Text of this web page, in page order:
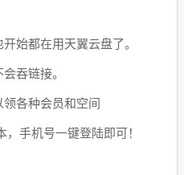
始都在用天翼云盘了。
吞链接。
各种会员和空间
手机号一键登陆即可！